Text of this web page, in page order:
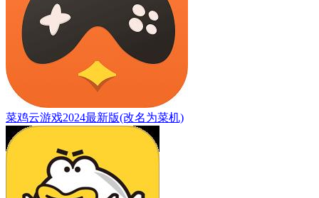
菜鸡云游戏2024最新版(改名为菜机)